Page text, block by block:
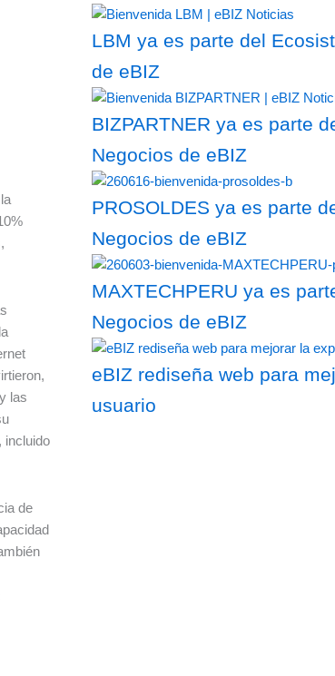
las
incluido
de
LBM ya es parte del
de eBIZ
BIZPARTNER ya es parte
Negocios de eBIZ
PROSOLDES ya es parte
Negocios de eBIZ
MAXTECHPERU ya es
Negocios de eBIZ
eBIZ rediseña web para
usuario